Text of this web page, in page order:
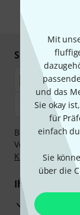
Mit
und das
Sie okay
für
einfach
Sie
über die
Sicher
Bezahlen Sie
Vorkasse,
Klarna
Ihre Vorteile
3 Jahre